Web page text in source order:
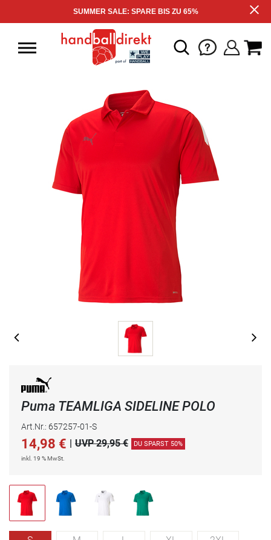
SUMMER SALE: SPARE BIS ZU 65%
Puma TEAMLIGA SIDELINE POLO
Art.Nr.: 657257-01-S
14,98 € UVP 29,95 € DU SPARST 50%
inkl. 19 % MwSt.